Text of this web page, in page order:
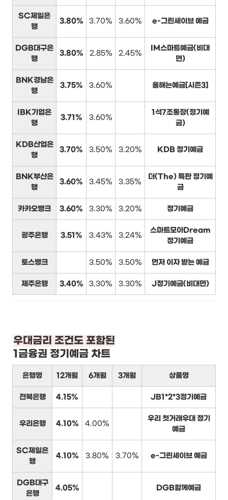
SC제일은
행
3.80% 3.70% 3.60% e-그린세이브 예금
DGB대구은
행
3.80% 2.85% 2.45%
IM스마트예금(비대
면)
BNK경남은
행
3.75% 3.60% 올해는예금[시즌3]
IBK기업은
행
3.71% 3.60%
1석7조통장(정기예
금)
KDB산업은
행
3.70% 3.50% 3.20% KDB 정기예금
BNK부산은
행
3.60% 3.45% 3.35%
더(The) 특판 정기예
금
카카오뱅크 3.60% 3.30% 3.20% 정기예금
광주은행 3.51% 3.43% 3.24%
스마트모아Dream
정기예금
토스뱅크 3.50% 3.50% 먼저 이자 받는 예금
제주은행 3.40% 3.30% 3.30% J정기예금(비대면)
1금융권 정기예금 차트
은행명 12개월 6개월 3개월 상품명
전북은행 4.15% JB1*2*3정기예금
우리은행 4.10% 4.00%
우리 첫거래우대 정기
예금
SC제일은
행
4.10% 3.80% 3.70% e-그린세이브 예금
DGB대구
은행
4.05% DGB함께예금